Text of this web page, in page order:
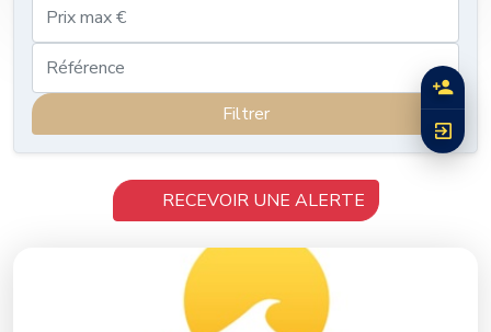
Filtrer
RECEVOIR UNE ALERTE